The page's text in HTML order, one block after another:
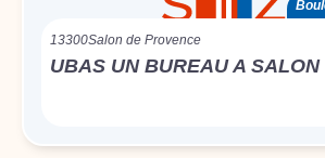
13300Salon de Provence
UBAS UN BUREAU A SALON